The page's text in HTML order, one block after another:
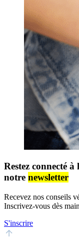
Restez connecté
notre newsletter
Recevez nos conseils
Inscrivez-vous dès
S'inscrire